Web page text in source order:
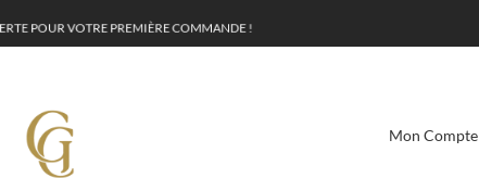
RTEPOUR VOTRE PREMIÈRECOMMANDE
Mon Compte